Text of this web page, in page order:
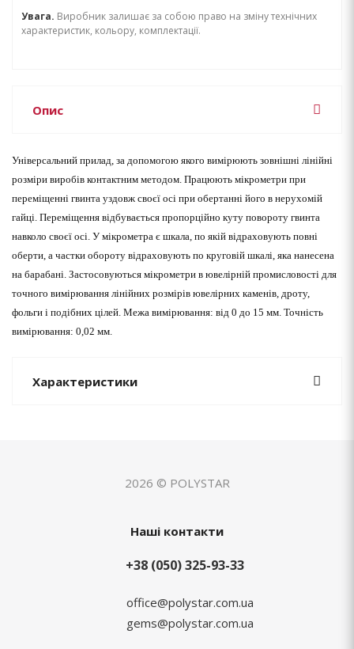
Увага. Виробник залишає за собою право на зміну технічних
характеристик, кольору, комплектації.
Опис
Універсальний прилад, за допомогою якого вимірюють зовнішні лінійні
розміри виробів контактним методом. Працюють мікрометри при
переміщенні гвинта уздовж своєї осі при обертанні його в нерухомій
гайці. Переміщення відбувається пропорційно куту повороту гвинта
навколо своєї осі. У мікрометра є шкала, по якій відраховують повні
оберти, а частки обороту відраховують по круговій шкалі, яка нанесена
на барабані. Застосовуються мікрометри в ювелірній промисловості для
точного вимірювання лінійних розмірів ювелірних каменів, дроту,
фольги і подібних цілей. Межа вимірювання: від 0 до 15 мм. Точність
вимірювання: 0,02 мм.
Характеристики
2026 © POLYSTAR
Наші контакти
+38 (050) 325-93-33
office@polystar.com.ua
gems@polystar.com.ua